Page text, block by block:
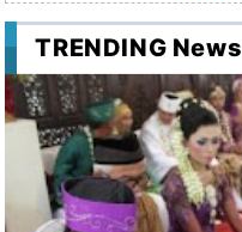
TRENDING News